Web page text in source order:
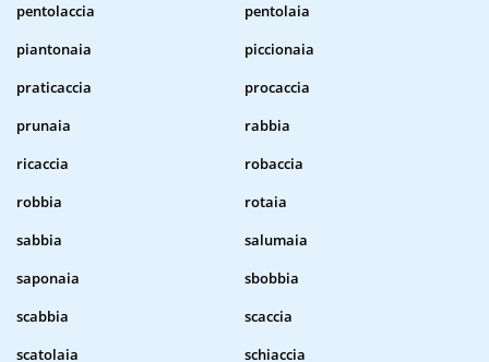
pentolaccia
pentolaia
piantonaia
piccionaia
praticaccia
procaccia
prunaia
rabbia
ricaccia
robaccia
robbia
rotaia
sabbia
salumaia
saponaia
sbobbia
scabbia
scaccia
scatolaia
schiaccia